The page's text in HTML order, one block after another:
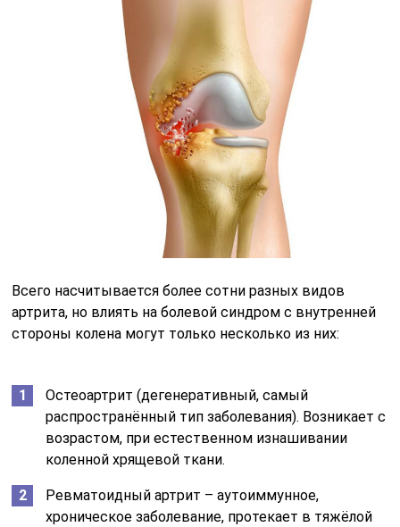
Всего насчитывается более сотни разных видов
артрита, но влиять на болевой синдром с внутренней
стороны колена могут только несколько из них:
Остеоартрит (дегенеративный, самый
распространённый тип заболевания). Возникает с
возрастом, при естественном изнашивании
коленной хрящевой ткани.
Ревматоидный артрит – аутоиммунное,
хроническое заболевание, протекает в тяжёлой